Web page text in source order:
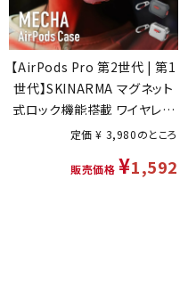
【AirPods Pro 第2世代 | 第1
世代】SKINARMA マグネット
式ロック機能搭載 ワイヤレス
充電対応 ハイブリッドケース
定価 ¥ 3,980のところ
販売価格 ¥1,592